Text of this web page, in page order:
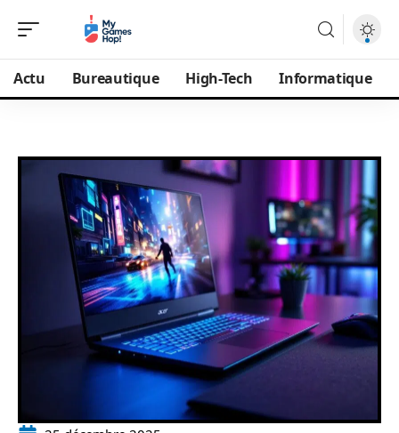
Actu Bureautique High-Tech Informatique